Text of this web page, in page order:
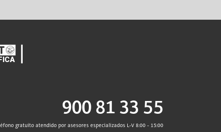
900 81 33 55
gratuito atendido por asesores especializados L-V 8:00 - 15:00